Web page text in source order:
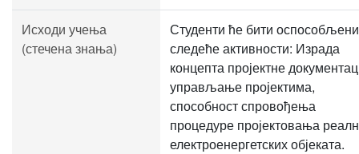
Исходи учења
(стечена знања)
Студенти ће бити
следеће активности: Израда
концепта пројектне
управљање пројектима,
способност спровођења
процедуре пројектовања
електроенергетских објеката.